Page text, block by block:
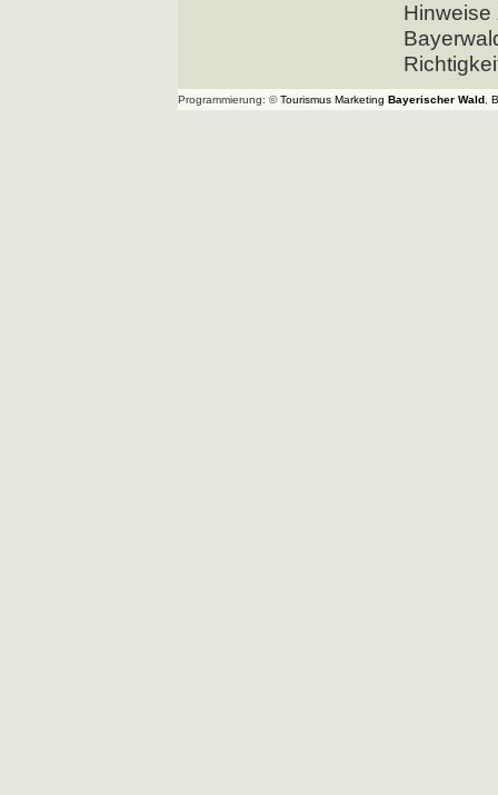
Hinweise
Programmierung: ©Tourismus Marketing Bayerischer Wald